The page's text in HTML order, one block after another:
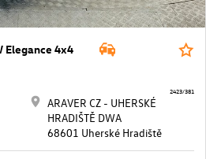
Elegance 4x4
ARAVER CZ - UHERSKÉ
HRADIŠTĚ DWA
68601 Uherské Hradiště
2423/381